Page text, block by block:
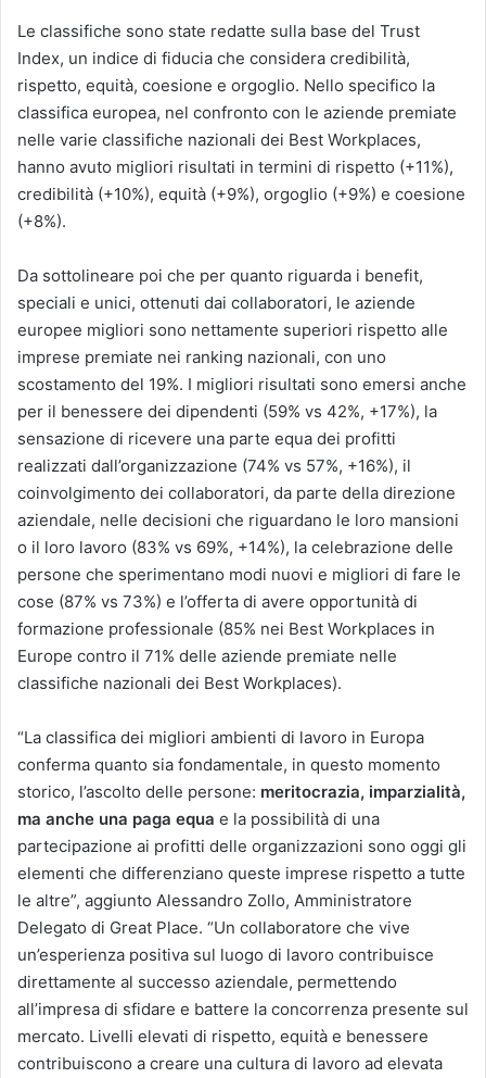
Le classifiche sono state redatte sulla base del Trust
Index, un indice di fiducia che considera credibilità,
rispetto, equità, coesione e orgoglio. Nello specifico la
classifica europea, nel confronto con le aziende premiate
nelle varie classifiche nazionali dei Best Workplaces,
hanno avuto migliori risultati in termini di rispetto (+11%),
credibilità (+10%), equità (+9%), orgoglio (+9%) e coesione
(+8%).
Da sottolineare poi che per quanto riguarda i benefit,
speciali e unici, ottenuti dai collaboratori, le aziende
europee migliori sono nettamente superiori rispetto alle
imprese premiate nei ranking nazionali, con uno
scostamento del 19%. I migliori risultati sono emersi anche
per il benessere dei dipendenti (59% vs 42%, +17%), la
sensazione di ricevere una parte equa dei profitti
realizzati dall’organizzazione (74% vs 57%, +16%), il
coinvolgimento dei collaboratori, da parte della direzione
aziendale, nelle decisioni che riguardano le loro mansioni
o il loro lavoro (83% vs 69%, +14%), la celebrazione delle
persone che sperimentano modi nuovi e migliori di fare le
cose (87% vs 73%) e l’offerta di avere opportunità di
formazione professionale (85% nei Best Workplaces in
Europe contro il 71% delle aziende premiate nelle
classifiche nazionali dei Best Workplaces).
“La classifica dei migliori ambienti di lavoro in Europa
conferma quanto sia fondamentale, in questo momento
storico, l’ascolto delle persone: meritocrazia, imparzialità,
ma anche una paga equa e la possibilità di una
partecipazione ai profitti delle organizzazioni sono oggi gli
elementi che differenziano queste imprese rispetto a tutte
le altre”, aggiunto Alessandro Zollo, Amministratore
Delegato di Great Place. “Un collaboratore che vive
un’esperienza positiva sul luogo di lavoro contribuisce
direttamente al successo aziendale, permettendo
all’impresa di sfidare e battere la concorrenza presente sul
mercato. Livelli elevati di rispetto, equità e benessere
contribuiscono a creare una cultura di lavoro ad elevata